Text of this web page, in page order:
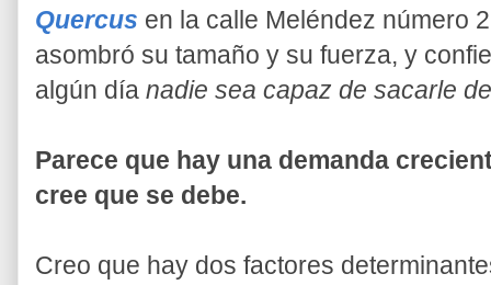
Quercus en la calle Meléndez número
asombró su tamaño y su fuerza, y
algún día nadie sea capaz de sacarle
Parece que hay una demanda
cree que se debe.
Creo que hay dos factores